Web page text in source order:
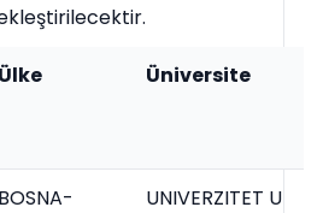
Ülke Üniversite
BOSNA-
UNIVERZITET U